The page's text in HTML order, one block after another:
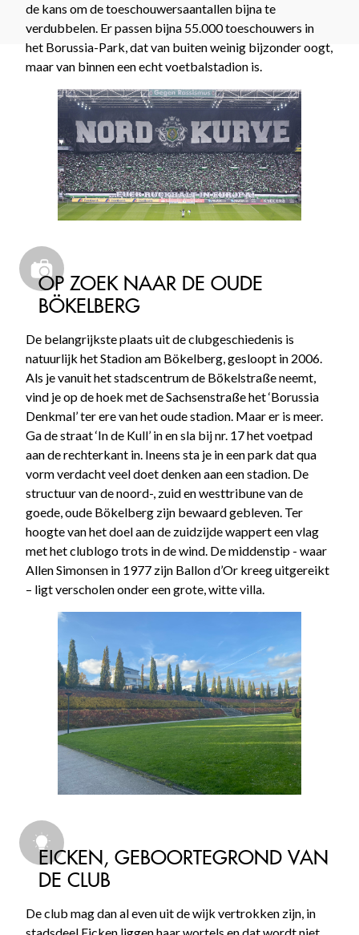
de kans om de toeschouwersaantallen bijna te
verdubbelen. Er passen bijna 55.000 toeschouwers in
het Borussia-Park, dat van buiten weinig bijzonder oogt,
maar van binnen een echt voetbalstadion is.
OP ZOEK NAAR DE OUDE
BÖKELBERG
De belangrijkste plaats uit de clubgeschiedenis is
natuurlijk het Stadion am Bökelberg, gesloopt in 2006.
Als je vanuit het stadscentrum de Bökelstraße neemt,
vind je op de hoek met de Sachsenstraße het ‘Borussia
Denkmal’ ter ere van het oude stadion. Maar er is meer.
Ga de straat ‘In de Kull’ in en sla bij nr. 17 het voetpad
aan de rechterkant in. Ineens sta je in een park dat qua
vorm verdacht veel doet denken aan een stadion. De
structuur van de noord-, zuid en westtribune van de
goede, oude Bökelberg zijn bewaard gebleven. Ter
hoogte van het doel aan de zuidzijde wappert een vlag
met het clublogo trots in de wind. De middenstip - waar
Allen Simonsen in 1977 zijn Ballon d’Or kreeg uitgereikt
– ligt verscholen onder een grote, witte villa.
EICKEN, GEBOORTEGROND VAN
DE CLUB
De club mag dan al even uit de wijk vertrokken zijn, in